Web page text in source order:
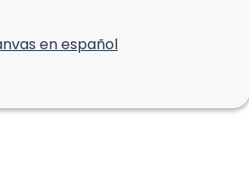
en español